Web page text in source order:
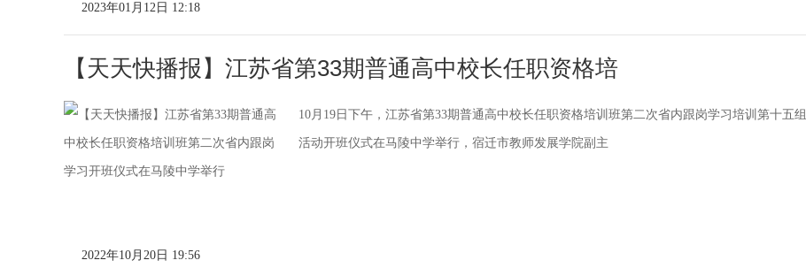
2023年01月12日 12:18
【天天快播报】江苏省第33期普通高中校长任职资格培
10月19日下午，江苏省第33期普通高中校长任职资格培训班第二次省内跟岗学习培训第十五组
活动开班仪式在马陵中学举行，宿迁市教师发展学院副主
2022年10月20日 19:56